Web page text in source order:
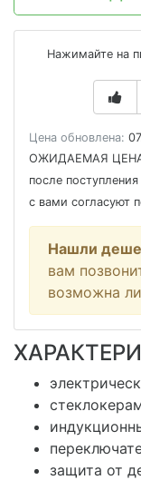
Нажимайте на
Цена обновлена:
ОЖИДАЕМАЯ
после
с вами согласуют
Нашли
вам
возможна
защита от